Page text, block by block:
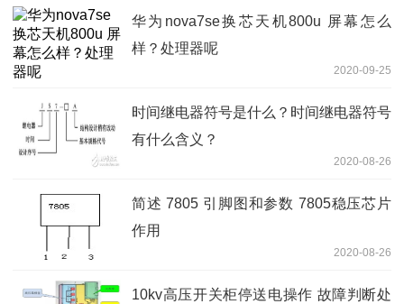
华为nova7se换芯天机800u 屏幕怎么
样？处理器呢
2020-09-25
时间继电器符号是什么？时间继电器符号
有什么含义？
2020-08-26
简述 7805 引脚图和参数 7805稳压芯片
作用
2020-08-26
10kv高压开关柜停送电操作 故障判断处